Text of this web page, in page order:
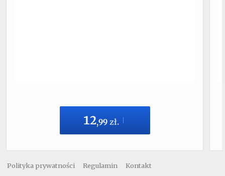
12,99 zł.
Polityka prywatności Regulamin Kontakt